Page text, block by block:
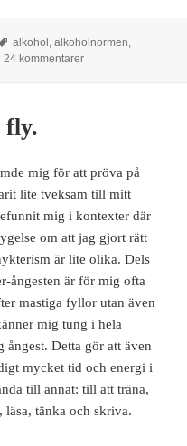
Taggar
alkohol ,alkoholnormen
24 kommentarertill Alkoholnormen
fly.
mig för att pröva på
lite tveksam till mitt
mig i kontexter där
om att jag gjort rätt
är lite olika. Dels
ångesten är för mig ofta
mastiga fyllor utan även
mig tung i hela
Detta gör att även
mycket tid och energi i
till annat: till att träna,
läsa, tänka och skriva.